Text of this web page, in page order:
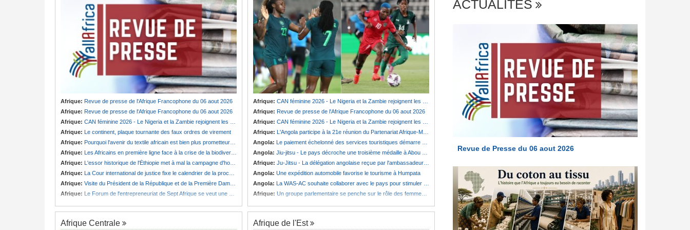
Afrique: Revue de presse de l'Afrique Francophone du 06 aout 2026
Afrique: Revue de presse de l'Afrique Francophone du 06 aout 2026
Afrique: CAN féminine 2026 - Le Nigeria et la Zambie rejoignent les quarts de finale
Afrique: Le continent, plaque tournante des faux ordres de virement
Afrique: Pourquoi l'avenir du textile africain est bien plus prometteur que ne le laissent penser les chiffres
Afrique: Les Africains en première ligne face à la crise de la biodiversité
Afrique: L'essor historique de l'Éthiopie met à mal la campagne d'hostilité menée par Le Caire
Afrique: La Cour international de justice fixe le calendrier de la procédure engagée par la RDC contre le Rwanda
Afrique: Visite du Président de la République et de la Première Dame à Yamoussoukro
Afrique: Le Forum de l'entrepreneuriat de Sept Afrique se veut une plateforme de mobilisation des investissements
Afrique: CAN féminine 2026 - Le Nigeria et la Zambie rejoignent les quarts de finale
Afrique: Revue de presse de l'Afrique Francophone du 06 aout 2026
Afrique: CAN féminine 2026 - Le Nigeria et la Zambie rejoignent les quarts de finale
Afrique: L'Angola participe à la 21e réunion du Partenariat Afrique-Monde arabe au Caire
Angola: Le paiement échelonné des services touristiques démarre ce jeudi
Angola: Jiu-jitsu - Le pays décroche une troisième médaille à Abou Dabi
Afrique: Ju-Jitsu - La délégation angolaise reçue par l'ambassadeur d'Angola aux Émirats arabes unis
Angola: Une expédition automobile favorise le tourisme à Humpata
Angola: La WAS-AC souhaite collaborer avec le pays pour stimuler l'aquaculture
Afrique: Un groupe parlementaire se penche sur le rôle des femmes dans l'interaction avec les communautés
Afrique Centrale Afrique de l'Est
ACTUALITÉS
Revue de Presse du 06 aout 2026